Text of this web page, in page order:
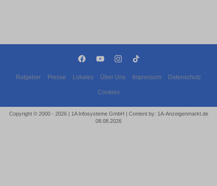
Ratgeber Presse Lokales Über Uns Impressum Datenschutz
Cookies
Copyright © 2000 - 2026 | 1A Infosysteme GmbH | Content by: 1A-Anzeigenmarkt.de
08.08.2026